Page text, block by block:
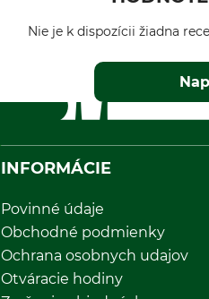
Nie je k dispozícii žiadna
INFORMÁCIE
Povinné údaje
Obchodné podmienky
Ochrana osobnych udajov
Otváracie hodiny